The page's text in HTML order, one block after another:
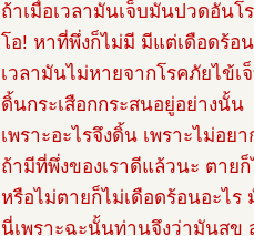
ถ้าเมื่อเวลามันเจ็บมันปวดอันโ
โอ! หาที่พึ่งก็ไม่มี มีแต่เดือดร้
เวลามันไม่หายจากโรคภัยไข้
ดิ้นกระเสือกกระสนอยู่อย่างนั้น
เพราะอะไรจึงดิ้น เพราะไม่อย
ถ้ามีที่พึ่งของเราดีแล้วนะ ตาย
หรือไม่ตายก็ไม่เดือดร้อนอะไ
นี่เพราะฉะนั้นท่านจึงว่ามันสุข